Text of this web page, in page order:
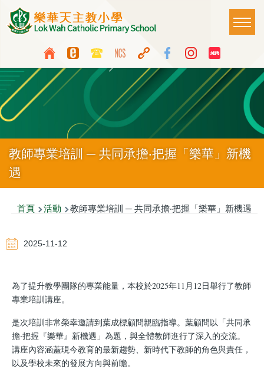
移至主內容
Top
Media
Icon
Button
Language
switcher
Main
教師專業培訓 ─ 共同承擔‧把握「樂華」新機
遇
導
連
首頁 活動 教師專業培訓 ─ 共同承擔‧把握「樂華」新機遇
2025-11-12
為了提升教學團隊的專業能量，本校於2025年11月12日舉行了教師
專業培訓講座。
是次培訓非常榮幸邀請到葉成標顧問親臨指導。葉顧問以「共同承
擔‧把握『樂華』新機遇」為題，與全體教師進行了深入的交流。
講座內容涵蓋現今教育的最新趨勢、新時代下教師的角色與責任，
以及學校未來的發展方向與前瞻。